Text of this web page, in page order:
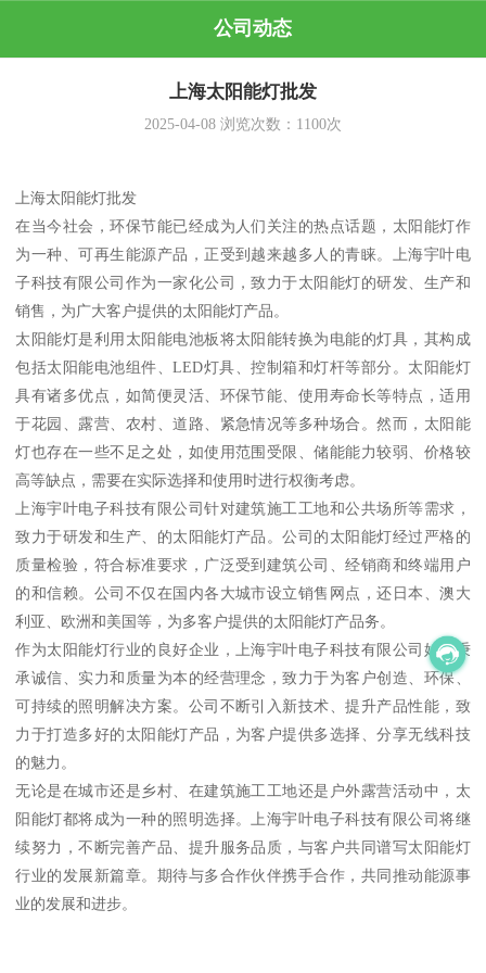
公司动态
上海太阳能灯批发
2025-04-08 浏览次数： 1100次
上海太阳能灯批发
在当今社会，环保节能已经成为人们关注的热点话题，太阳能灯作
为一种、可再生能源产品，正受到越来越多人的青睐。上海宇叶电
子科技有限公司作为一家化公司，致力于太阳能灯的研发、生产和
销售，为广大客户提供的太阳能灯产品。
太阳能灯是利用太阳能电池板将太阳能转换为电能的灯具，其构成
包括太阳能电池组件、LED灯具、控制箱和灯杆等部分。太阳能灯
具有诸多优点，如简便灵活、环保节能、使用寿命长等特点，适用
于花园、露营、农村、道路、紧急情况等多种场合。然而，太阳能
灯也存在一些不足之处，如使用范围受限、储能能力较弱、价格较
高等缺点，需要在实际选择和使用时进行权衡考虑。
上海宇叶电子科技有限公司针对建筑施工工地和公共场所等需求，
致力于研发和生产、的太阳能灯产品。公司的太阳能灯经过严格的
质量检验，符合标准要求，广泛受到建筑公司、经销商和终端用户
的和信赖。公司不仅在国内各大城市设立销售网点，还日本、澳大
利亚、欧洲和美国等，为多客户提供的太阳能灯产品务。
作为太阳能灯行业的良好企业，上海宇叶电子科技有限公司始终秉
承诚信、实力和质量为本的经营理念，致力于为客户创造、环保、
可持续的照明解决方案。公司不断引入新技术、提升产品性能，致
力于打造多好的太阳能灯产品，为客户提供多选择、分享无线科技
的魅力。
无论是在城市还是乡村、在建筑施工工地还是户外露营活动中，太
阳能灯都将成为一种的照明选择。上海宇叶电子科技有限公司将继
续努力，不断完善产品、提升服务品质，与客户共同谱写太阳能灯
行业的发展新篇章。期待与多合作伙伴携手合作，共同推动能源事
业的发展和进步。